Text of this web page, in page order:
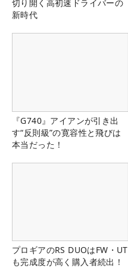
切り開く高初速ドライバーの
新時代
『G740』アイアンが引き出
す“反則級”の寛容性と飛びは
本当だった！
プロギアのRS DUOはFW・UT
も完成度が高く購入者続出！